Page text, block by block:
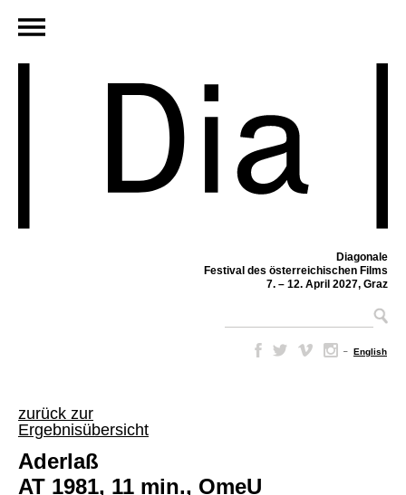
Diagonale
Festival des österreichischen Films
7. – 12. April 2027, Graz
– English
zurück zur
Ergebnisübersicht
Aderlaß
AT 1981, 11 min., OmeU